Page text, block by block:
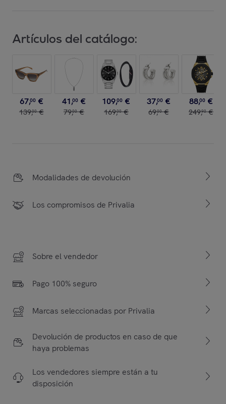
Artículos del catálogo:
67,00 €
139,00 €
41,00 €
79,00 €
109,00 €
169,00 €
37,00 €
69,00 €
88,00 €
249,90 €
Modalidades de devolución
Los compromisos de Privalia
Sobre el vendedor
Pago 100% seguro
Marcas seleccionadas por Privalia
Devolución de productos en caso de que
haya problemas
Los vendedores siempre están a tu
disposición